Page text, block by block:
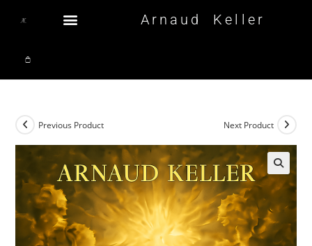
Arnaud Keller
Previous Product Next Product